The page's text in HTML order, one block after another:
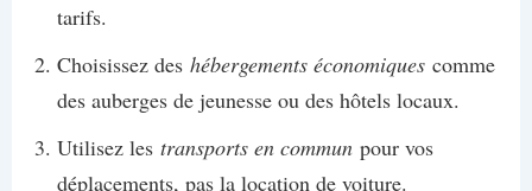
tarifs.
Choisissez des hébergements économiquescomme
des auberges de jeunesse ou des hôtels locaux.
Utilisez les transports en communpour vos
déplacements, pas la location de voiture.